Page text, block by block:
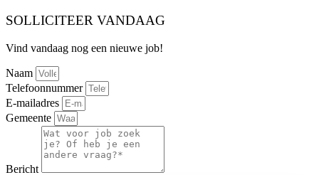
SOLLICITEER VANDAAG
Vind vandaag nog een nieuwe job!
Naam
Telefoonnummer
E-mailadres
Gemeente
Bericht